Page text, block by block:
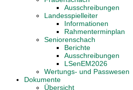
Ausschreibungen
Landesspielleiter
Informationen
Rahmenterminplan
Seniorenschach
Berichte
Ausschreibungen
LSenEM2026
Wertungs- und Passwesen
Dokumente
Übersicht